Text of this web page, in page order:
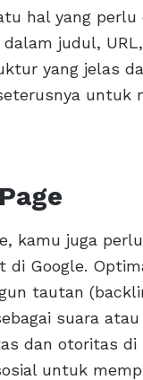
hal yang
judul,
yang jelas
untuk
kamu juga
di Google.
tautan
suara
dan otoritas
untuk